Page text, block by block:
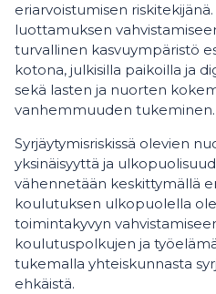
eriarvoistumisen
luottamuksen
turvallinen kasvuympäristö
kotona, julkisilla paikoilla ja
sekä lasten ja nuorten
vanhemmuuden tukeminen.
Syrjäytymisriskissä olevien
yksinäisyyttä ja
vähennetään keskittymällä
koulutuksen ulkopuolella
toimintakyvyn
koulutuspolkujen ja
tukemalla yhteiskunnasta
ehkäistä.